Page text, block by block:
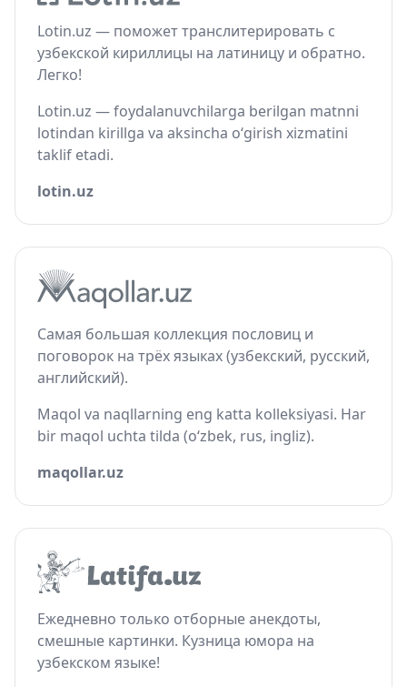
Lotin.uz — поможет транслитерировать с
узбекской кириллицы на латиницу и обратно.
Легко!
Lotin.uz — foydalanuvchilarga berilgan matnni
lotindan kirillga va aksincha o‘girish xizmatini
taklif etadi.
lotin.uz
Самая большая коллекция пословиц и
поговорок на трёх языках (узбекский, русский,
английский).
Maqol va naqllarning eng katta kolleksiyasi. Har
bir maqol uchta tilda (o‘zbek, rus, ingliz).
maqollar.uz
Ежедневно только отборные анекдоты,
смешные картинки. Кузница юмора на
узбекском языке!